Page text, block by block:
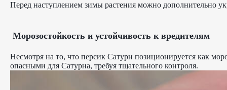
Перед наступлением зимы растения можно дополнительно
Морозостойкость и устойчивость к вредителям
Несмотря на то, что персик Сатурн позиционируется как
опасными для Сатурна, требуя тщательного контроля.